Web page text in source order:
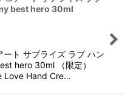
best hero 30ml
ト サプライズ ラブ ハン
hero 30ml （限定）
Love Hand Cre…